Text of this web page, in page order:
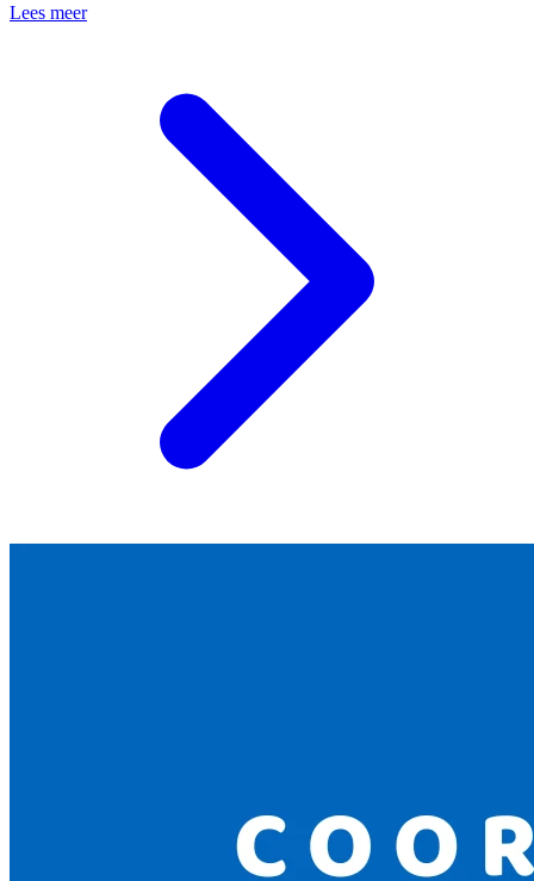
Lees meer